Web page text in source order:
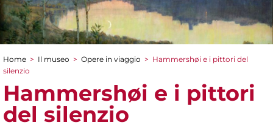
Tu sei qui
Home > Il museo > Opere in viaggio > Hammershøi e i pittori del
silenzio
Hammershøi e i pittori
del silenzio